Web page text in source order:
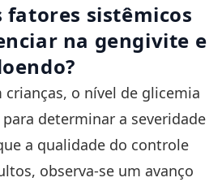
fatores sistêmicos
na gengivite e
crianças, o nível de glicemia
determinar a severidade
a qualidade do controle
observa-se um avanço